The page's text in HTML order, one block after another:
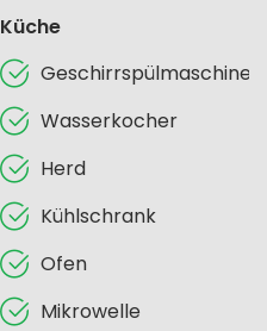
Küche
Geschirrspülmaschine
Wasserkocher
Herd
Kühlschrank
Ofen
Mikrowelle